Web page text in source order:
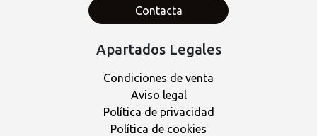
Contacta
Apartados Legales
Condiciones de venta
Aviso legal
Política de privacidad
Política de cookies